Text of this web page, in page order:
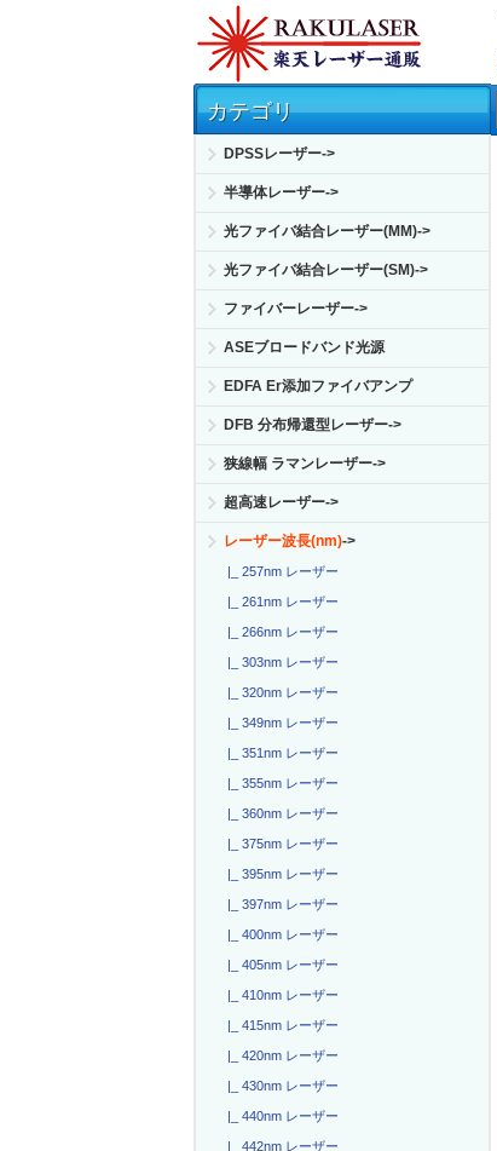
カテゴリ
DPSSレーザー->
半導体レーザー->
光ファイバ結合レーザー(MM)->
光ファイバ結合レーザー(SM)->
ファイバーレーザー->
ASEブロードバンド光源
EDFA Er添加ファイバアンプ
DFB 分布帰還型レーザー->
狭線幅 ラマンレーザー->
超高速レーザー->
レーザー波長(nm)->
|_ 257nm レーザー
|_ 261nm レーザー
|_ 266nm レーザー
|_ 303nm レーザー
|_ 320nm レーザー
|_ 349nm レーザー
|_ 351nm レーザー
|_ 355nm レーザー
|_ 360nm レーザー
|_ 375nm レーザー
|_ 395nm レーザー
|_ 397nm レーザー
|_ 400nm レーザー
|_ 405nm レーザー
|_ 410nm レーザー
|_ 415nm レーザー
|_ 420nm レーザー
|_ 430nm レーザー
|_ 440nm レーザー
|_ 442nm レーザー